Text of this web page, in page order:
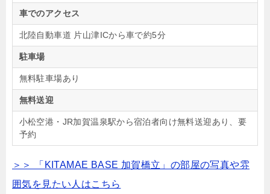
車でのアクセス
北陸自動車道 片山津ICから車で約5分
駐車場
無料駐車場あり
無料送迎
小松空港・JR加賀温泉駅から宿泊者向け無料送迎あり、要
予約
＞＞ 「KITAMAE BASE 加賀橋立」の部屋の写真や雰
囲気を見たい人はこちら